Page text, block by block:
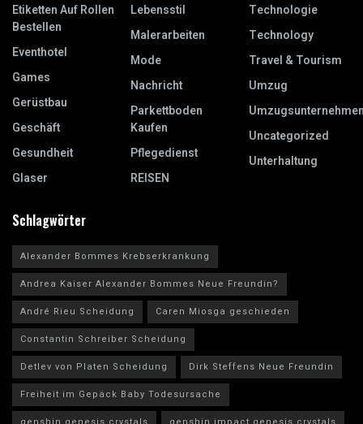
Etiketten Auf Rollen
Bestellen
Eventhotel
Games
Gerüstbau
Geschäft
Gesundheit
Glaser
Lebensstil
Malerarbeiten
Mode
Nachricht
Parkettboden
Kaufen
Pflegedienst
REISEN
Technologie
Technology
Travel & Tourism
Umzug
Uncategorized
Unterhaltung
Schlagwörter
Alexander Bommes Krebserkrankung
Andrea Kaiser Alexander Bommes Neue Freundin?
André Rieu Scheidung
Caren Miosga geschieden
Constantin Schreiber Scheidung
Detlev von Platen Scheidung
Dirk Steffens Neue Freundin
Freiheit im Gepäck Baby Todesursache